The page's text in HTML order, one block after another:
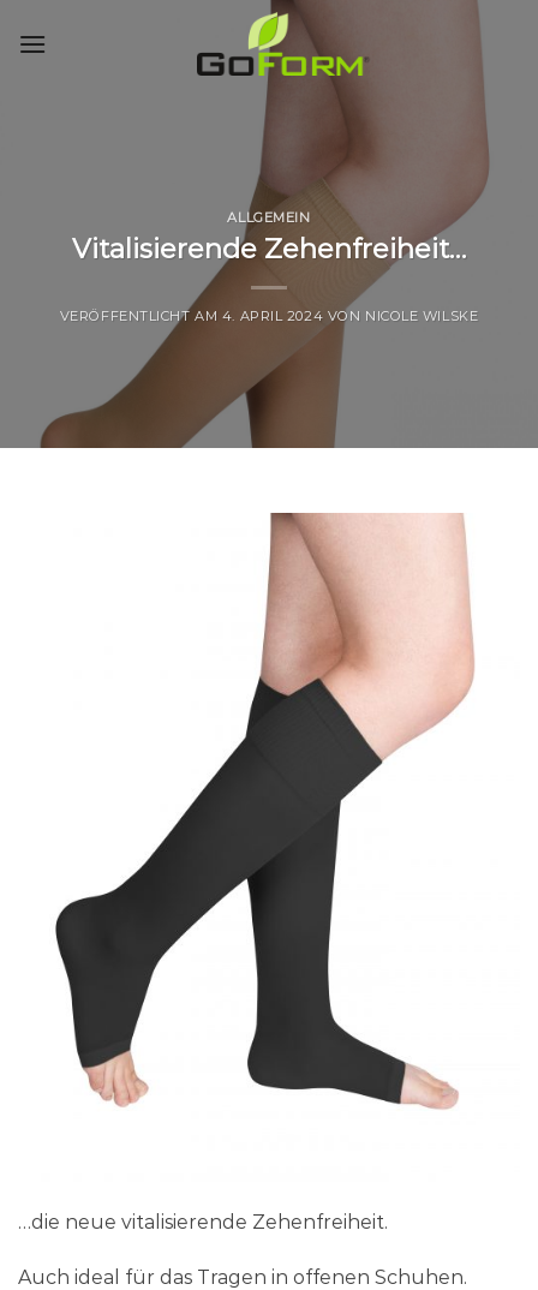
ALLGEMEIN
Vitalisierende Zehenfreiheit…
VERÖFFENTLICHT AM 4. APRIL 2024 VON NICOLE WILSKE
…die neue vitalisierende Zehenfreiheit.
Auch ideal für das Tragen in offenen Schuhen.